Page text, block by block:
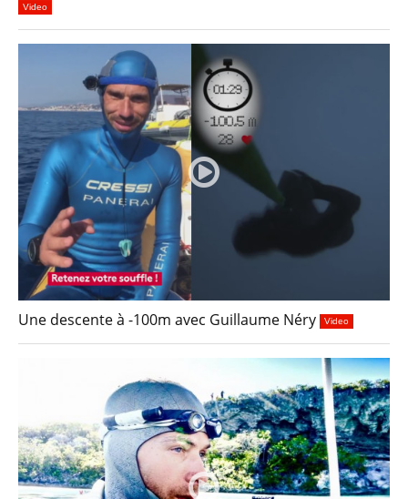
Video
Une descente à -100m avec Guillaume Néry Video